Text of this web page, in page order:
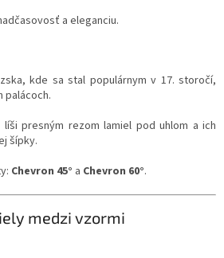
a eleganciu.
kde sa stal populárnym v 17. storočí,
palácoch.
presným rezom lamiel pod uhlom a ich
šípky.
Chevron 45° a Chevron 60°.
medzi vzormi